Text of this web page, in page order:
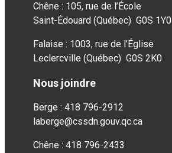
Chêne : 105, rue de l’École
Saint-Édouard (Québec) G0S 1Y0
Falaise : 1003, rue de l’Église
Leclercville (Québec) G0S 2K0
Nous joindre
Berge : 418 796-2912
laberge@cssdn.gouv.qc.ca
Chêne : 418 796-2433